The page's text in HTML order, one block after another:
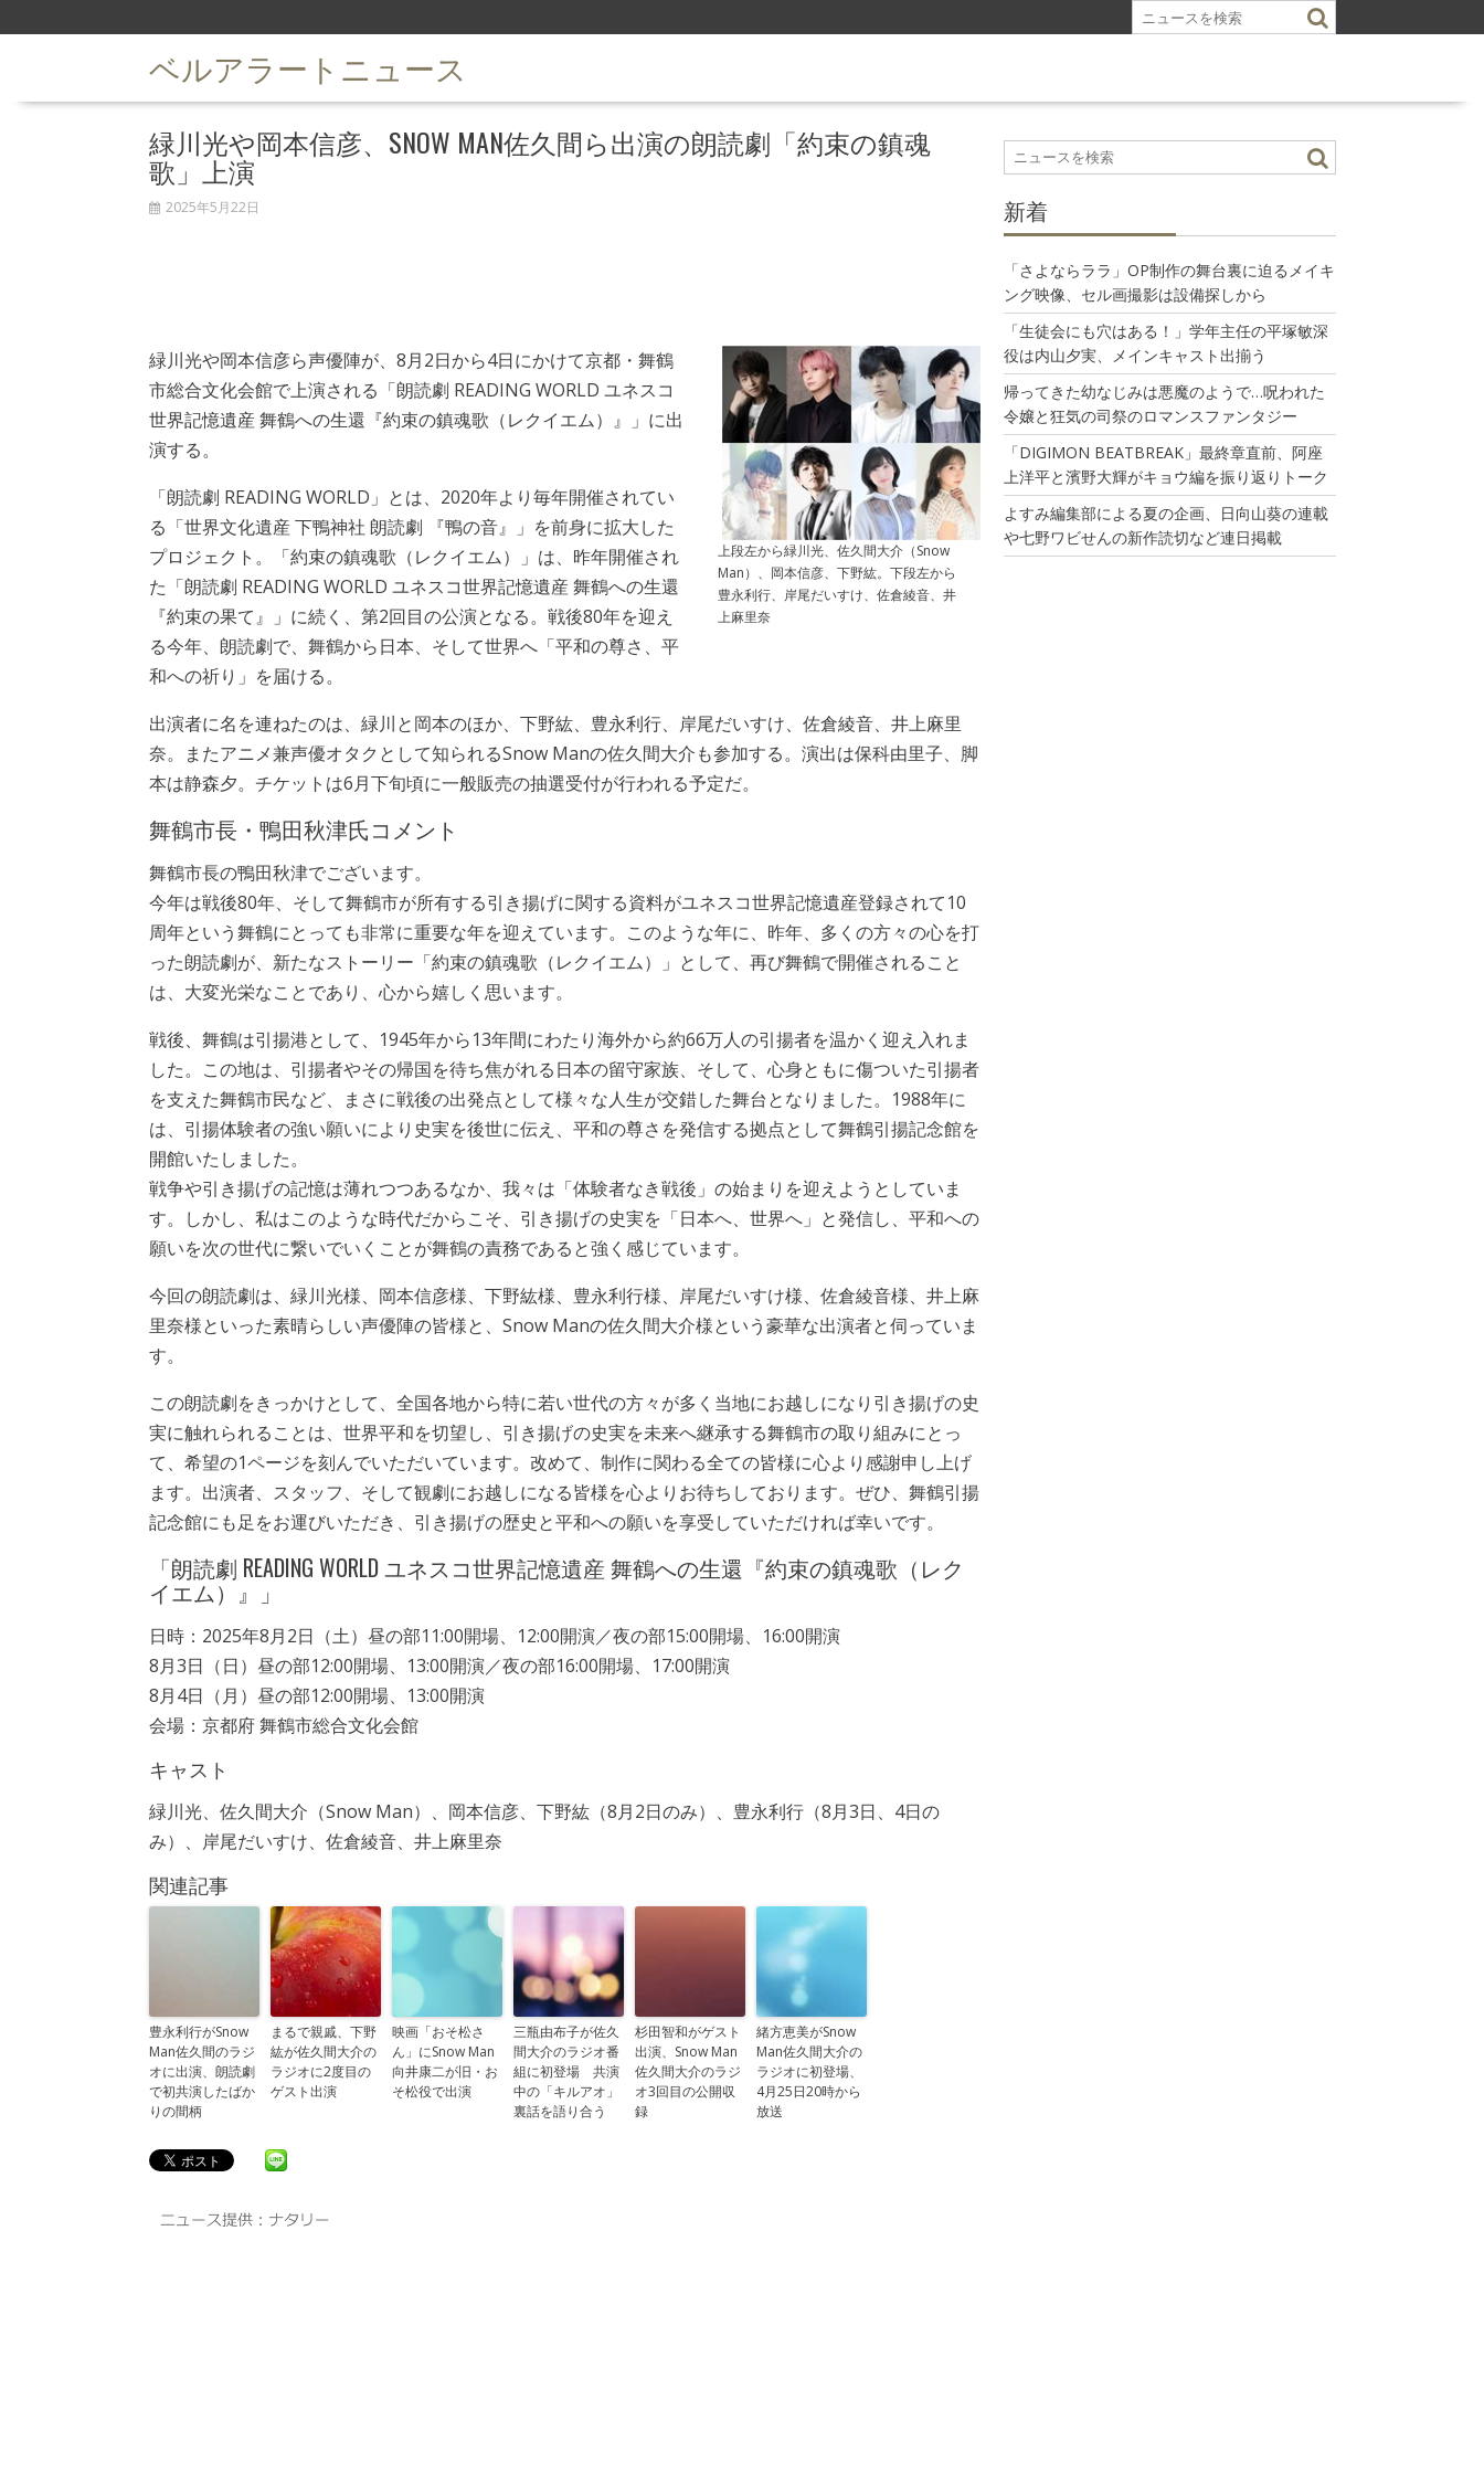
k
ベルアラートニュース
緑川光や岡本信彦、SNOW MAN佐久間ら出演の朗読劇「約束の鎮魂
歌」上演
2025年5月22日
上段左から緑川光、佐久間大介（Snow
Man）、岡本信彦、下野紘。下段左から
豊永利行、岸尾だいすけ、佐倉綾音、井
上麻里奈
緑川光や岡本信彦ら声優陣が、8月2日から4日にかけて京都・舞鶴
市総合文化会館で上演される「朗読劇 READING WORLD ユネスコ
世界記憶遺産 舞鶴への生還『約束の鎮魂歌（レクイエム）』」に出
演する。
「朗読劇 READING WORLD」とは、2020年より毎年開催されてい
る「世界文化遺産 下鴨神社 朗読劇 『鴨の音』」を前身に拡大した
プロジェクト。「約束の鎮魂歌（レクイエム）」は、昨年開催され
た「朗読劇 READING WORLD ユネスコ世界記憶遺産 舞鶴への生還
『約束の果て』」に続く、第2回目の公演となる。戦後80年を迎え
る今年、朗読劇で、舞鶴から日本、そして世界へ「平和の尊さ、平
和への祈り」を届ける。
出演者に名を連ねたのは、緑川と岡本のほか、下野紘、豊永利行、岸尾だいすけ、佐倉綾音、井上麻里
奈。またアニメ兼声優オタクとして知られるSnow Manの佐久間大介も参加する。演出は保科由里子、脚
本は静森夕。チケットは6月下旬頃に一般販売の抽選受付が行われる予定だ。
舞鶴市長・鴨田秋津氏コメント
舞鶴市長の鴨田秋津でございます。
今年は戦後80年、そして舞鶴市が所有する引き揚げに関する資料がユネスコ世界記憶遺産登録されて10
周年という舞鶴にとっても非常に重要な年を迎えています。このような年に、昨年、多くの方々の心を打
った朗読劇が、新たなストーリー「約束の鎮魂歌（レクイエム）」として、再び舞鶴で開催されること
は、大変光栄なことであり、心から嬉しく思います。
戦後、舞鶴は引揚港として、1945年から13年間にわたり海外から約66万人の引揚者を温かく迎え入れま
した。この地は、引揚者やその帰国を待ち焦がれる日本の留守家族、そして、心身ともに傷ついた引揚者
を支えた舞鶴市民など、まさに戦後の出発点として様々な人生が交錯した舞台となりました。1988年に
は、引揚体験者の強い願いにより史実を後世に伝え、平和の尊さを発信する拠点として舞鶴引揚記念館を
開館いたしました。
戦争や引き揚げの記憶は薄れつつあるなか、我々は「体験者なき戦後」の始まりを迎えようとしていま
す。しかし、私はこのような時代だからこそ、引き揚げの史実を「日本へ、世界へ」と発信し、平和への
願いを次の世代に繋いでいくことが舞鶴の責務であると強く感じています。
今回の朗読劇は、緑川光様、岡本信彦様、下野紘様、豊永利行様、岸尾だいすけ様、佐倉綾音様、井上麻
里奈様といった素晴らしい声優陣の皆様と、Snow Manの佐久間大介様という豪華な出演者と伺っていま
す。
この朗読劇をきっかけとして、全国各地から特に若い世代の方々が多く当地にお越しになり引き揚げの史
実に触れられることは、世界平和を切望し、引き揚げの史実を未来へ継承する舞鶴市の取り組みにとっ
て、希望の1ページを刻んでいただいています。改めて、制作に関わる全ての皆様に心より感謝申し上げ
ます。出演者、スタッフ、そして観劇にお越しになる皆様を心よりお待ちしております。ぜひ、舞鶴引揚
記念館にも足をお運びいただき、引き揚げの歴史と平和への願いを享受していただければ幸いです。
「朗読劇 READING WORLD ユネスコ世界記憶遺産 舞鶴への生還『約束の鎮魂歌（レク
イエム）』」
日時：2025年8月2日（土）昼の部11:00開場、12:00開演／夜の部15:00開場、16:00開演
8月3日（日）昼の部12:00開場、13:00開演／夜の部16:00開場、17:00開演
8月4日（月）昼の部12:00開場、13:00開演
会場：京都府 舞鶴市総合文化会館
キャスト
緑川光、佐久間大介（Snow Man）、岡本信彦、下野紘（8月2日のみ）、豊永利行（8月3日、4日の
み）、岸尾だいすけ、佐倉綾音、井上麻里奈
関連記事
豊永利行がSnow
Man佐久間のラジ
オに出演、朗読劇
で初共演したばか
りの間柄
まるで親戚、下野
紘が佐久間大介の
ラジオに2度目の
ゲスト出演
映画「おそ松さ
ん」にSnow Man
向井康二が旧・お
そ松役で出演
三瓶由布子が佐久
間大介のラジオ番
組に初登場 共演
中の「キルアオ」
裏話を語り合う
杉田智和がゲスト
出演、Snow Man
佐久間大介のラジ
オ3回目の公開収
録
緒方恵美がSnow
Man佐久間大介の
ラジオに初登場、
4月25日20時から
放送
新着
「さよならララ」OP制作の舞台裏に迫るメイキ
ング映像、セル画撮影は設備探しから
「生徒会にも穴はある！」学年主任の平塚敏深
役は内山夕実、メインキャスト出揃う
帰ってきた幼なじみは悪魔のようで…呪われた
令嬢と狂気の司祭のロマンスファンタジー
「DIGIMON BEATBREAK」最終章直前、阿座
上洋平と濱野大輝がキョウ編を振り返りトーク
よすみ編集部による夏の企画、日向山葵の連載
や七野ワビせんの新作読切など連日掲載